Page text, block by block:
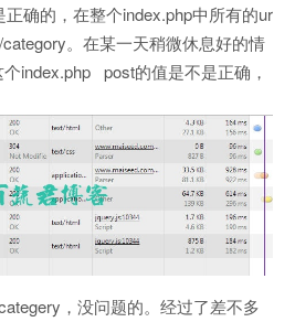
确的，在整个index.php中所有的ur
。在某一天稍微休息好的情
index.php post的值是不是正确，
，没问题的。经过了差不多